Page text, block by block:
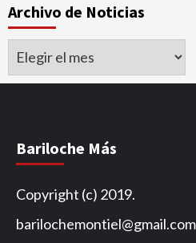
Archivo de Noticias
Archivo
Bariloche Más
Copyright (c) 2019.
barilochemontiel@gmail.com